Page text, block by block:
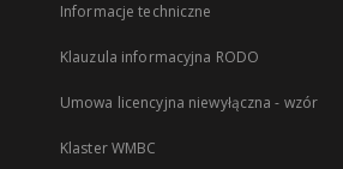
Informacje techniczne
Klauzula informacyjna RODO
Umowa licencyjna niewyłączna - wzór
Klaster WMBC